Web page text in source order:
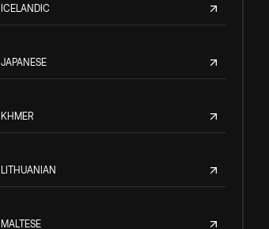
ICELANDIC
JAPANESE
KHMER
LITHUANIAN
MALTESE